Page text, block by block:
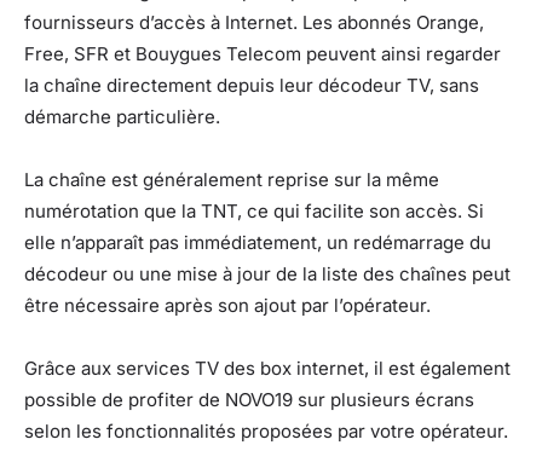
fournisseurs d’accès à Internet. Les abonnés Orange,
Free, SFR et Bouygues Telecom peuvent ainsi regarder
la chaîne directement depuis leur décodeur TV, sans
démarche particulière.
La chaîne est généralement reprise sur la même
numérotation que la TNT, ce qui facilite son accès. Si
elle n’apparaît pas immédiatement, un redémarrage du
décodeur ou une mise à jour de la liste des chaînes peut
être nécessaire après son ajout par l’opérateur.
Grâce aux services TV des box internet, il est également
possible de profiter de NOVO19 sur plusieurs écrans
selon les fonctionnalités proposées par votre opérateur.